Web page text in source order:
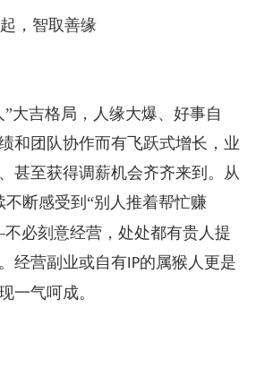
，智取善缘
大吉格局，人缘大爆、好事自
和团队协作而有飞跃式增长，业
甚至获得调薪机会齐齐来到。从
不断感受到“别人推着帮忙赚
必刻意经营，处处都有贵人提
经营副业或自有IP的属猴人更是
一气呵成。